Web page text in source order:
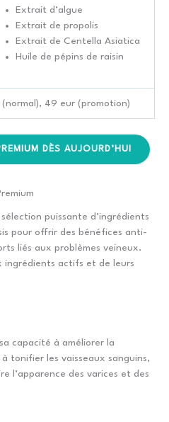
Extrait d’algue
Extrait de propolis
Extrait de Centella Asiatica
Huile de pépins de raisin
49 eur (promotion)
DÈS AUJOURD’HUI
puissante d’ingrédients
pour offrir des bénéfices anti-
liés aux problèmes veineux.
ingrédients actifs et de leurs
capacité à améliorer la
tonifier les vaisseaux sanguins,
l’apparence des varices et des